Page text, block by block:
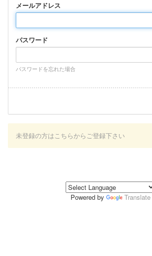
メールアドレス
パスワード
パスワードを忘れた場合
未登録の方はこちらからご登録下さい
Powered by Translate